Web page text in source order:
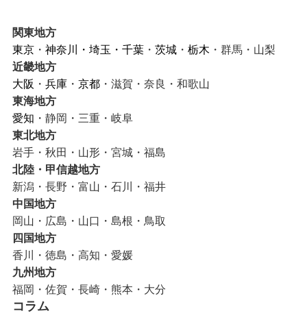
関東地方
東京・ 神奈川 ・ 埼玉 ・ 千葉・ 茨城・ 栃木 ・群馬・山梨
近畿地方
大阪 ・ 兵庫・ 京都・滋賀・奈良・和歌山
東海地方
愛知 ・静岡・三重・岐阜
東北地方
岩手・秋田・山形・宮城・福島
北陸・甲信越地方
新潟・長野・富山・石川・福井
中国地方
岡山・広島・山口・島根・鳥取
四国地方
香川・徳島・高知・愛媛
九州地方
福岡・佐賀・長崎・熊本・大分
コラム